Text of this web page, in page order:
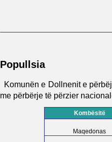
Popullsia
Komunën e Dollnenit e
me përbërje të përzier
Kombësitë
Maqedonas